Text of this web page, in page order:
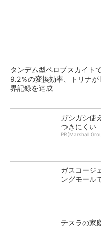
タンデム型ペロブスカイト
9.2％の変換効率、トリナが
界記録を達成
ガシガシ使
つきにくい
PR(Marshall
ガスコージ
ングモール
テスラの家